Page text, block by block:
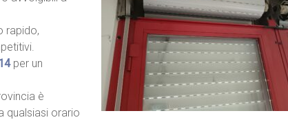
rapido,
per un
è
qualsiasi orario